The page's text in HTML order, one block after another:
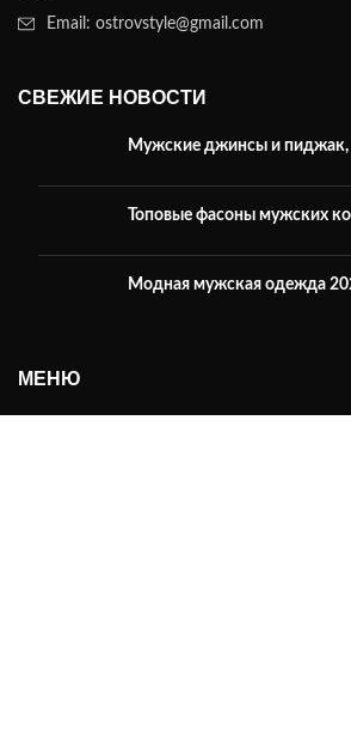
Email: ostrovstyle@gmail.com
СВЕЖИЕ НОВОСТИ
Мужские джинсы и пиджак,
Топовые фасоны мужских
Модная мужская одежда
МЕНЮ